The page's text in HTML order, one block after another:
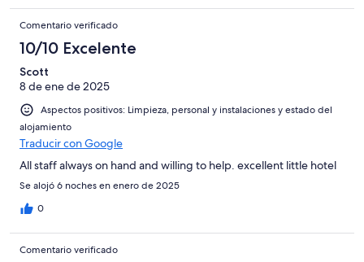
Comentario verificado
10/10 Excelente
Scott
8 de ene de 2025
Aspectos positivos: Limpieza, personal y instalaciones y estado del
alojamiento
Traducir con Google
All staff always on hand and willing to help. excellent little hotel
Se alojó 6 noches en enero de 2025
0
Comentario verificado